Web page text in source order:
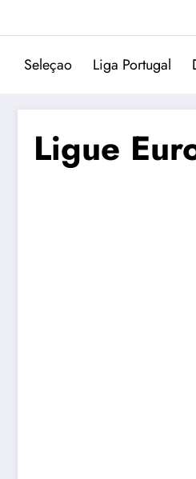
Seleçao Liga Portugal
Ligue